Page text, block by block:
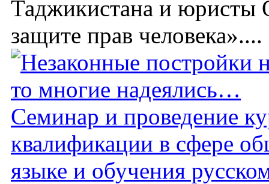
Таджикистана и
защите прав человека»....
Семинар и проведение
квалификации в сфере
языке и обучения